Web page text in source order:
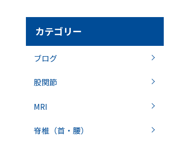
カテゴリー
ブログ
股関節
MRI
脊椎（首・腰）